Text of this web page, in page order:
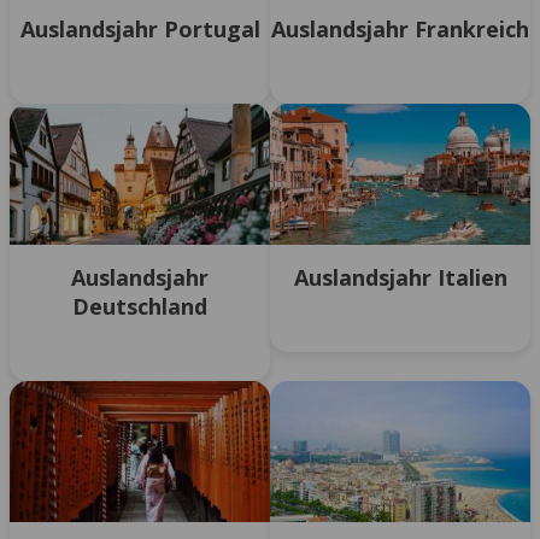
Auslandsjahr Portugal Auslandsjahr Frankreich
Auslandsjahr
Deutschland
Auslandsjahr Italien